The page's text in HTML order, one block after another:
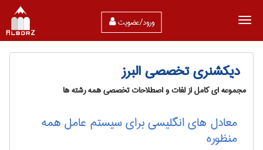
ورود/عضویت
دیکشنری تخصصی البرز
مجموعه ای کامل از لغات و اصطلاحات تخصصی همه رشته ها
معادل های انگلیسی برای سیستم عامل همه
منظوره